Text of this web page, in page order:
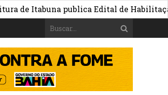
Itabuna publica Edital de Habilitação de